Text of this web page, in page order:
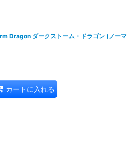
Dragon ダークストーム・ドラゴン (ノーマ
カートに入れる